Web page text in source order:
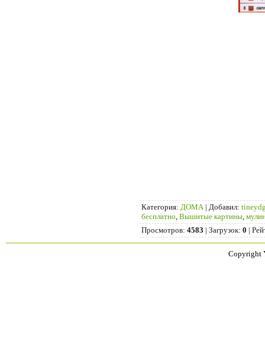
Категория: ДОМА | Добавил:
бесплатно Вышитые картины
Просмотров: 4583 | Загрузок: 0 |
Copyright